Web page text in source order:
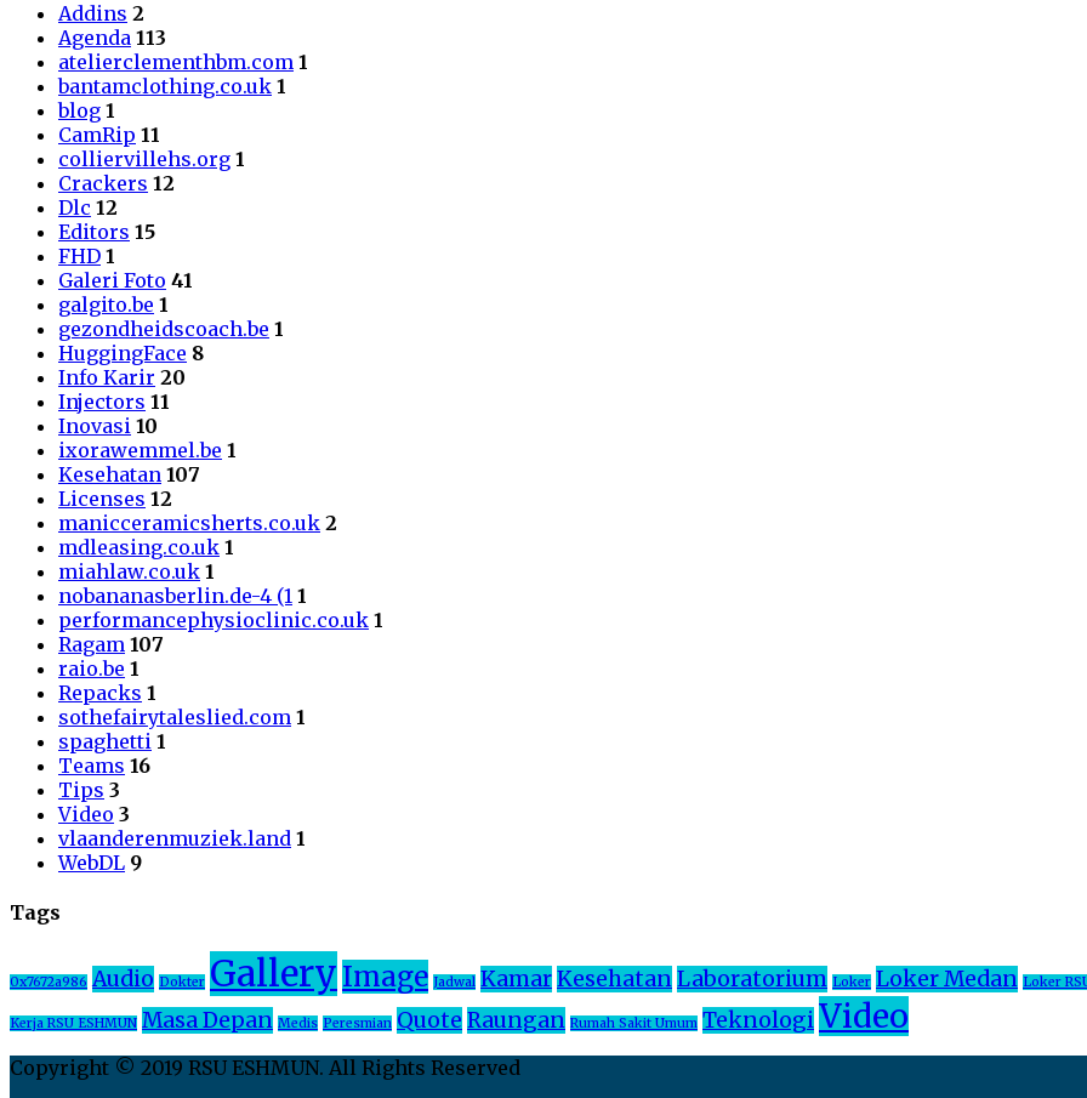
Addins 2
Agenda 113
atelierclementhbm.com 1
bantamclothing.co.uk 1
blog 1
CamRip 11
colliervillehs.org 1
Crackers 12
Dlc 12
Editors 15
FHD 1
Galeri Foto 41
galgito.be 1
gezondheidscoach.be 1
HuggingFace 8
Info Karir 20
Injectors 11
Inovasi 10
ixorawemmel.be 1
Kesehatan 107
Licenses 12
manicceramicsherts.co.uk 2
mdleasing.co.uk 1
miahlaw.co.uk 1
nobananasberlin.de-4 (1 1
performancephysioclinic.co.uk 1
Ragam 107
raio.be 1
Repacks 1
sothefairytaleslied.com 1
spaghetti 1
Teams 16
Tips 3
Video 3
vlaanderenmuziek.land 1
WebDL 9
Tags
0x7672a986 Audio Dokter Gallery Image Jadwal KamarKesehatanLaboratorium Loker Loker Medan Loker
Kerja RSU ESHMUN Masa Depan Medis Peresmian Quote Raungan Rumah Sakit Umum TeknologiVideo
Copyright © 2019 RSU ESHMUN. All Rights Reserved